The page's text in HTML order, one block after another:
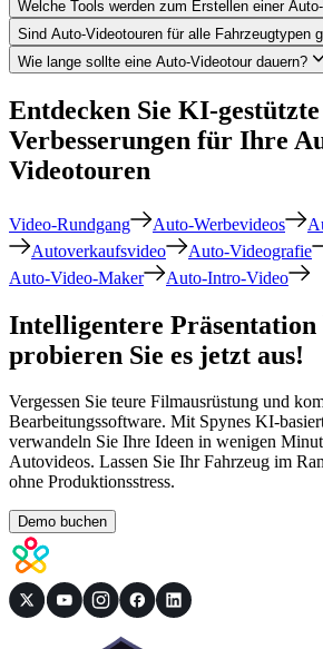
Welche Tools werden zum Erstellen einer
Sind Auto-Videotouren für alle Fahrzeugtypen
Wie lange sollte eine Auto-Videotour dauern?
Entdecken Sie KI-gestützte
Verbesserungen für Ihre
Videotouren
Video-Rundgang Auto-Werbevideos
Autoverkaufsvideo
Auto-Videografie
Auto-Video-Maker
Auto-Intro-Video
Intelligentere
probieren Sie es jetzt aus!
Vergessen Sie teure Filmausrüstung und
Bearbeitungssoftware. Mit Spynes KI-
verwandeln Sie Ihre Ideen in wenigen
Autovideos. Lassen Sie Ihr Fahrzeug im
ohne Produktionsstress.
Demo buchen